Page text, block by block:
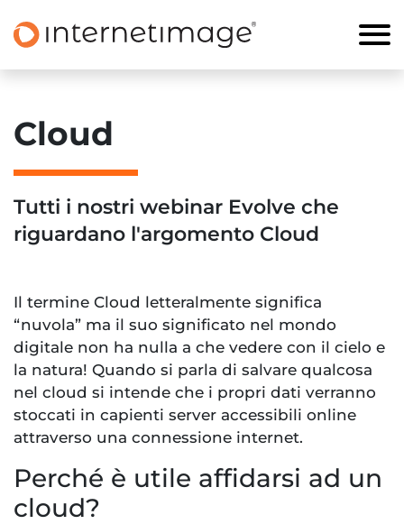
Cloud
Tutti i nostri webinar Evolve che
riguardano l'argomento Cloud
Il termine Cloud letteralmente significa
“nuvola” ma il suo significato nel mondo
digitale non ha nulla a che vedere con il cielo e
la natura! Quando si parla di salvare qualcosa
nel cloud si intende che i propri dati verranno
stoccati in capienti server accessibili online
attraverso una connessione internet.
Perché è utile affidarsi ad un
cloud?